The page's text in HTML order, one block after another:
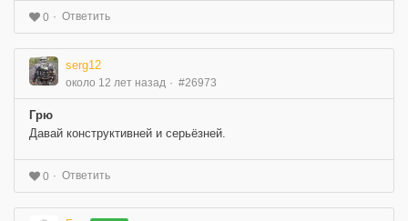
0 Ответить
serg12
около 12 лет назад #26973
Грю
Давай конструктивней и серьёзней.
0 Ответить